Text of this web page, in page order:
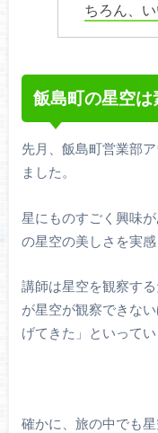
ちろん、い
飯島町の星空は
先月、飯島町営業部
ました。
星にものすごく興味
の星空の美しさを実感
講師は星空を観察す
が星空が観察できな
げてきた」といってい
確かに、旅の中でも